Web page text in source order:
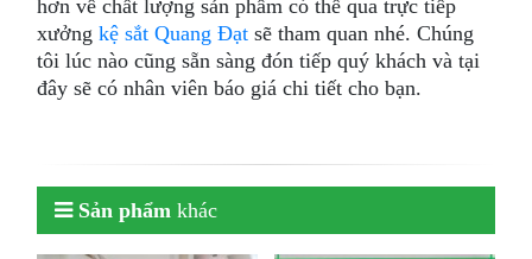
hơn về chất lượng sản phẩm có thể qua trực tiếp
xưởngkệ sắt Quang Đạt sẽ tham quan nhé. Chúng
tôi lúc nào cũng sẵn sàng đón tiếp quý khách và tại
đây sẽ có nhân viên báo giá chi tiết cho bạn.
Sản phẩm khác